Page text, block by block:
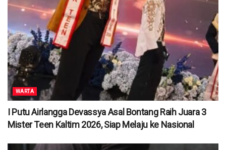
WARTA
I Putu Airlangga Devassya Asal Bontang Raih Juara 3
Mister Teen Kaltim 2026, Siap Melaju ke Nasional